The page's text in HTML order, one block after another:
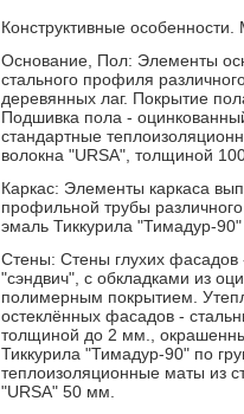
Конструктивные особенности.
Основание, Пол: Элементы
стального профиля
деревянных лаг. Покрытие
Подшивка пола -
стандартные
волокна "URSA", толщиной
Каркас: Элементы каркаса
профильной трубы
эмаль Тиккурила "Тимадур-90"
Стены: Стены глухих фасадов
"сэндвич", с обкладками из
полимерным покрытием.
остеклённых фасадов -
толщиной до 2 мм.,
Тиккурила "Тимадур-90" по
теплоизоляционные маты из
"URSA" 50 мм.